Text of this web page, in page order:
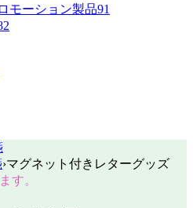
モーション製品91
›マグネット付きレターグッズ
す。